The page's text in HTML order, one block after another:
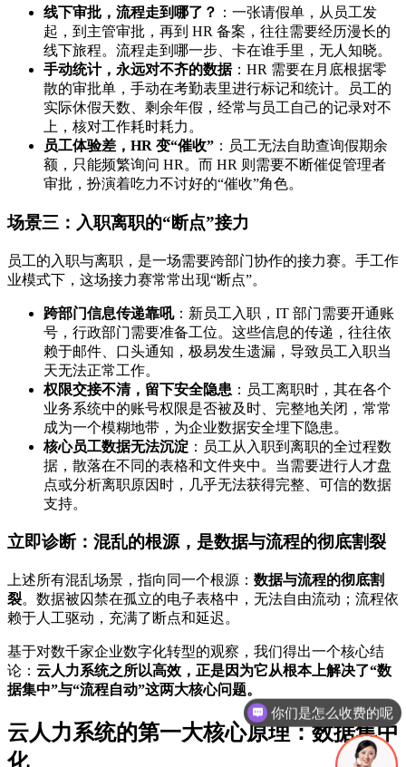
线下审批，流程走到哪了？ ：一张请假单，从员工发
起，到主管审批，再到 HR 备案，往往需要经历漫长的
线下旅程。流程走到哪一步、卡在谁手里，无人知晓。
手动统计，永远对不齐的数据：HR 需要在月底根据零
散的审批单，手动在考勤表里进行标记和统计。员工的
实际休假天数、剩余年假，经常与员工自己的记录对不
上，核对工作耗时耗力。
员工体验差，HR 变“催收” ：员工无法自助查询假期余
额，只能频繁询问 HR。而 HR 则需要不断催促管理者
审批，扮演着吃力不讨好的“催收”角色。
场景三：入职离职的“断点”接力
员工的入职与离职，是一场需要跨部门协作的接力赛。手工作
业模式下，这场接力赛常常出现“断点”。
跨部门信息传递靠吼：新员工入职，IT 部门需要开通账
号，行政部门需要准备工位。这些信息的传递，往往依
赖于邮件、口头通知，极易发生遗漏，导致员工入职当
天无法正常工作。
权限交接不清，留下安全隐患 ：员工离职时，其在各个
业务系统中的账号权限是否被及时、完整地关闭，常常
成为一个模糊地带，为企业数据安全埋下隐患。
核心员工数据无法沉淀 ：员工从入职到离职的全过程数
据，散落在不同的表格和文件夹中。当需要进行人才盘
点或分析离职原因时，几乎无法获得完整、可信的数据
支持。
立即诊断：混乱的根源，是数据与流程的彻底割裂
上述所有混乱场景，指向同一个根源： 数据与流程的彻底割
裂。数据被囚禁在孤立的电子表格中，无法自由流动；流程依
赖于人工驱动，充满了断点和延迟。
基于对数千家企业数字化转型的观察，我们得出一个核心结
论： 云人力系统之所以高效，正是因为它从根本上解决了“数
据集中”与“流程自动”这两大核心问题。
云人力系统的第一大核心原理：数据集中
化
你们是怎么收费的呢